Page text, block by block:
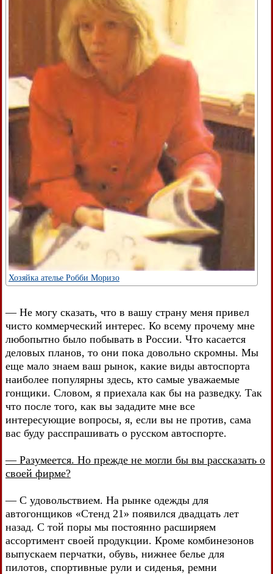
Хозяйка ателье Робби Моризо
— Не могу сказать, что в вашу страну меня привел
чисто коммерческий интерес. Ко всему прочему мне
любопытно было побывать в России. Что касается
деловых планов, то они пока довольно скромны. Мы
еще мало знаем ваш рынок, какие виды автоспорта
наиболее популярны здесь, кто самые уважаемые
гонщики. Словом, я приехала как бы на разведку. Так
что после того, как вы зададите мне все
интересующие вопросы, я, если вы не против, сама
вас буду расспрашивать о русском автоспорте.
— Разумеется. Но прежде не могли бы вы рассказать о
своей фирме?
— С удовольствием. На рынке одежды для
автогонщиков «Стенд 21» появился двадцать лет
назад. С той поры мы постоянно расширяем
ассортимент своей продукции. Кроме комбинезонов
выпускаем перчатки, обувь, нижнее белье для
пилотов, спортивные рули и сиденья, ремни